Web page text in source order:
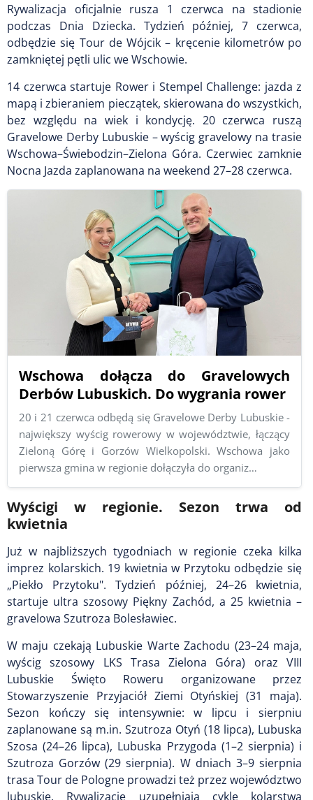
Rywalizacja oficjalnie rusza 1 czerwca na stadionie
podczas Dnia Dziecka. Tydzień później, 7 czerwca,
odbędzie się Tour de Wójcik – kręcenie kilometrów po
zamkniętej pętli ulic we Wschowie.
14 czerwca startuje Rower i Stempel Challenge: jazda z
mapą i zbieraniem pieczątek, skierowana do wszystkich,
bez względu na wiek i kondycję. 20 czerwca ruszą
Gravelowe Derby Lubuskie – wyścig gravelowy na trasie
Wschowa–Świebodzin–Zielona Góra. Czerwiec zamknie
Nocna Jazda zaplanowana na weekend 27–28 czerwca.
Wschowa dołącza do Gravelowych
Derbów Lubuskich. Do wygrania rower
20 i 21 czerwca odbędą się Gravelowe Derby Lubuskie -
największy wyścig rowerowy w województwie, łączący
Zieloną Górę i Gorzów Wielkopolski. Wschowa jako
pierwsza gmina w regionie dołączyła do organiz…
Wyścigi w regionie. Sezon trwa od
kwietnia
Już w najbliższych tygodniach w regionie czeka kilka
imprez kolarskich. 19 kwietnia w Przytoku odbędzie się
„Piekło Przytoku". Tydzień później, 24–26 kwietnia,
startuje ultra szosowy Piękny Zachód, a 25 kwietnia –
gravelowa Szutroza Bolesławiec.
W maju czekają Lubuskie Warte Zachodu (23–24 maja,
wyścig szosowy LKS Trasa Zielona Góra) oraz VIII
Lubuskie Święto Roweru organizowane przez
Stowarzyszenie Przyjaciół Ziemi Otyńskiej (31 maja).
Sezon kończy się intensywnie: w lipcu i sierpniu
zaplanowane są m.in. Szutroza Otyń (18 lipca), Lubuska
Szosa (24–26 lipca), Lubuska Przygoda (1–2 sierpnia) i
Szutroza Gorzów (29 sierpnia). W dniach 3–9 sierpnia
trasa Tour de Pologne prowadzi też przez województwo
lubuskie. Rywalizację uzupełniają cykle kolarstwa